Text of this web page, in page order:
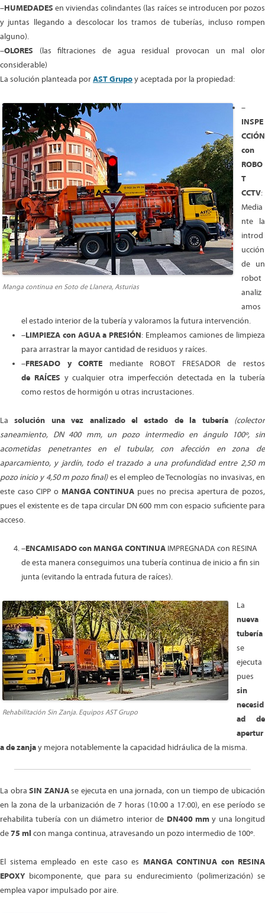
–HUMEDADES en viviendas colindantes (las raíces se introducen por pozos
y juntas llegando a descolocar los tramos de tuberías, incluso rompen
alguno).
–OLORES (las filtraciones de agua residual provocan un mal olor
considerable)
La solución planteada porAST Grupoy aceptada por la propiedad:
Manga continua en Soto de Llanera, Asturias
–
INSPE
CCIÓN
con
ROBO
T
CCTV:
Media
nte la
introd
ucción
de un
robot
analiz
amos
el estado interior de la tubería y valoramos la futura intervención.
–LIMPIEZA con AGUA a PRESIÓN: Empleamos camiones de limpieza
para arrastrar la mayor cantidad de residuos y raíces.
–FRESADO y CORTE mediante ROBOT FRESADOR de restos
de RAÍCES y cualquier otra imperfección detectada en la tubería
como restos de hormigón u otras incrustaciones.
Lasolución una vez analizado el estado de la tubería
(colector
saneamiento, DN 400 mm, un pozo intermedio en ángulo 100º, sin
acometidas penetrantes en el tubular, con afección en zona de
aparcamiento, y jardín, todo el trazado a una profundidad entre 2,50 m
pozo inicio y 4,50 m pozo final)es el empleo de Tecnologías no invasivas, en
este caso CIPP o MANGA CONTINUA pues no precisa apertura de pozos,
pues el existente es de tapa circular DN 600 mm con espacio suficiente para
acceso.
–ENCAMISADO con MANGA CONTINUA IMPREGNADA con RESINA
de esta manera conseguimos una tubería continua de inicio a fin sin
junta (evitando la entrada futura de raíces).
Rehabilitación Sin Zanja. Equipos AST Grupo
La
nueva
tubería
se
ejecuta
pues
sin
necesid
ad de
apertur
a de zanjay mejora notablemente la capacidad hidráulica de la misma.
La obraSIN ZANJAse ejecuta en una jornada, con un tiempo de ubicación
en la zona de la urbanización de 7 horas (10:00 a 17:00), en ese período se
rehabilita tubería con un diámetro interior de DN400 mmy una longitud
de75 ml con manga continua, atravesando un pozo intermedio de 100º.
El sistema empleado en este caso es MANGA CONTINUA con RESINA
EPOXY bicomponente, que para su endurecimiento (polimerización) se
emplea vapor impulsado por aire.